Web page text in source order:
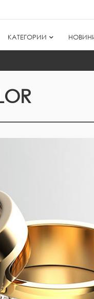
КАТЕГОРИИ